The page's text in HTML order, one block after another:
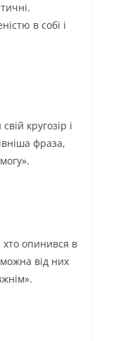
в собі і
кругозір і
фраза,
хто опинився в
від них